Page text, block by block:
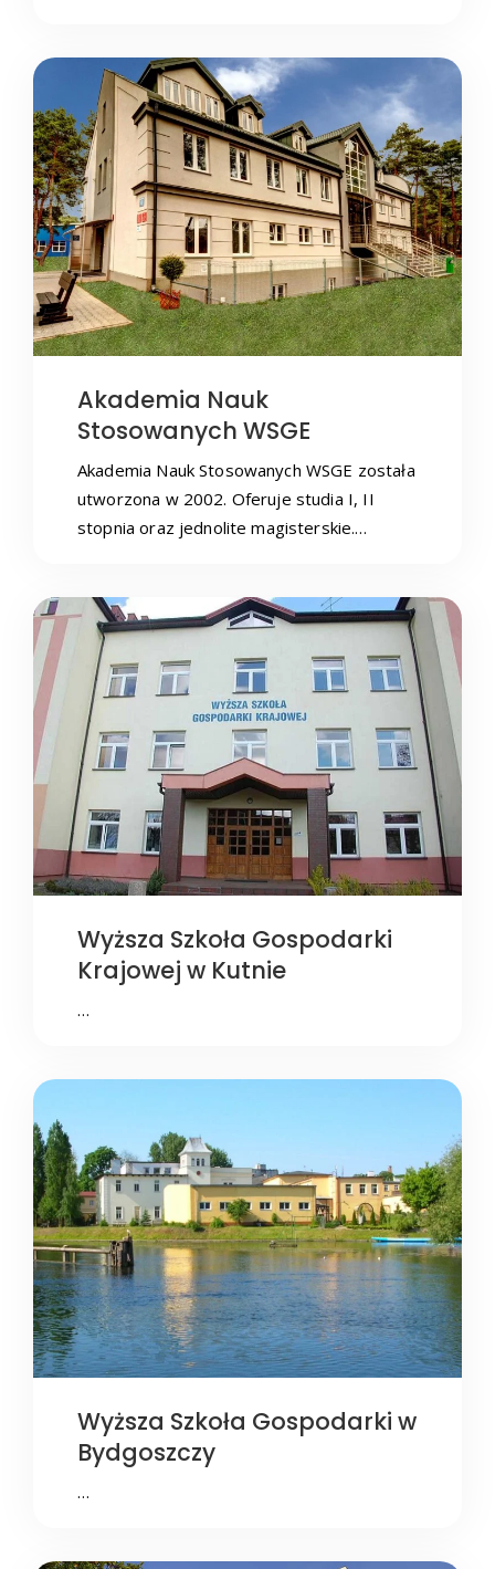
Akademia Nauk
Stosowanych WSGE
Akademia Nauk Stosowanych WSGE została
utworzona w 2002. Oferuje studia I, II
stopnia oraz jednolite magisterskie.…
Wyższa Szkoła Gospodarki
Krajowej w Kutnie
…
Wyższa Szkoła Gospodarki w
Bydgoszczy
…